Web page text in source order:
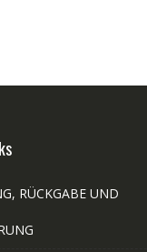
RÜCKGABE UND